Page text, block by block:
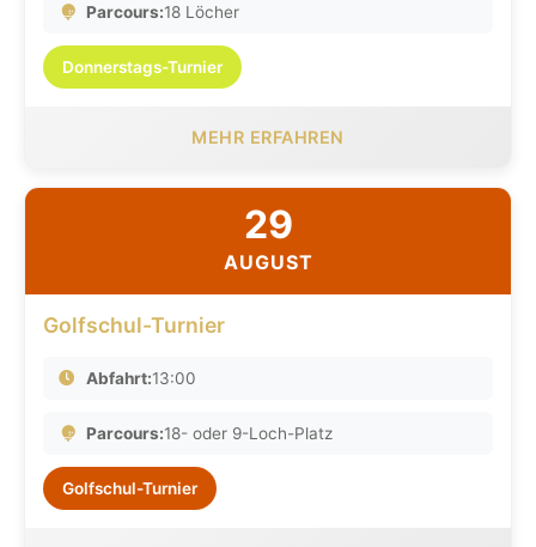
Parcours:18 Löcher
Donnerstags-Turnier
MEHR ERFAHREN
29
AUGUST
Golfschul-Turnier
Abfahrt:13:00
Parcours:18- oder 9-Loch-Platz
Golfschul-Turnier